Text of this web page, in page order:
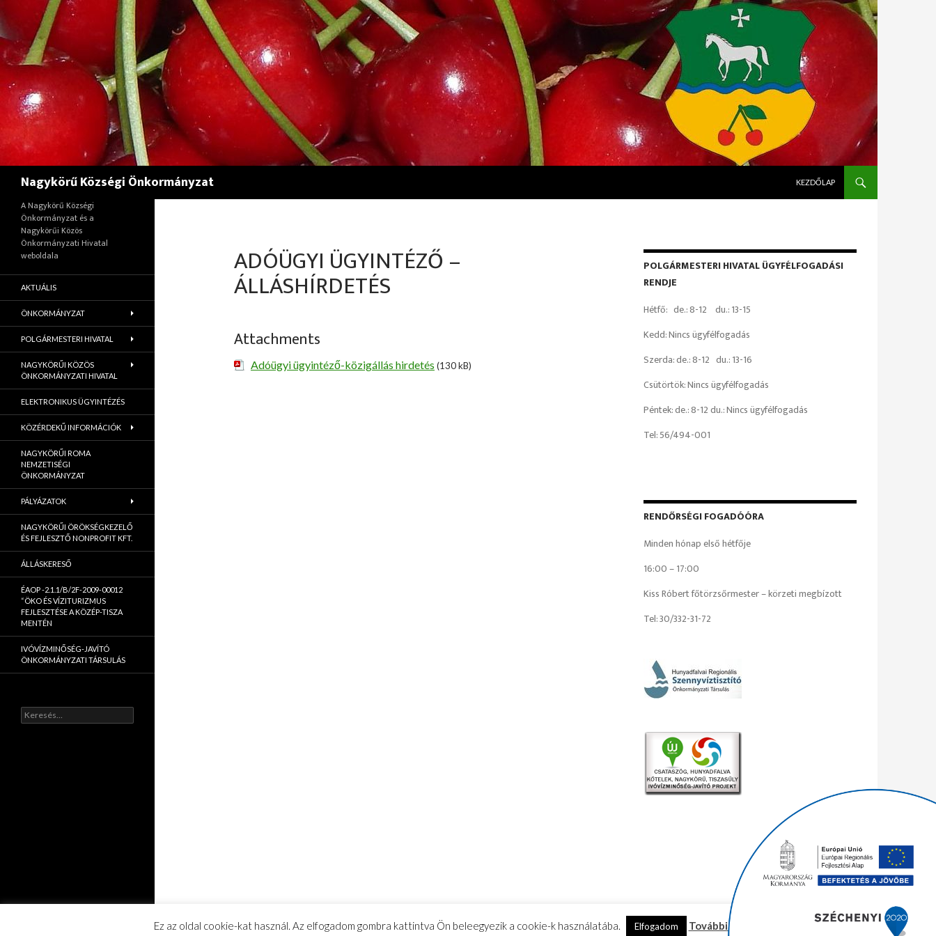
Nagykörű Községi Önkormányzat
KEZDŐLAP
ADÓÜGYI ÜGYINTÉZŐ –
ÁLLÁSHÍRDETÉS
Attachments
Adóügyi ügyintéző-közigállás hirdetés (130 kB)
POLGÁRMESTERI HIVATAL ÜGYFÉLFOGADÁSI
RENDJE
Hétfő: de.: 8-12 du.: 13-15
Kedd: Nincs ügyfélfogadás
Szerda: de.: 8-12 du.: 13-16
Csütörtök: Nincs ügyfélfogadás
Péntek: de.: 8-12 du.: Nincs ügyfélfogadás
Tel: 56/494-001
RENDŐRSÉGI FOGADÓÓRA
Minden hónap első hétfője
16:00 – 17:00
Kiss Róbert főtörzsőrmester – körzeti megbízott
Tel: 30/332-31-72
A Nagykörű Községi
Önkormányzat és a
Nagykörűi Közös
Önkormányzati Hivatal
weboldala
AKTUÁLIS
ÖNKORMÁNYZAT
POLGÁRMESTERI HIVATAL
NAGYKÖRŰI KÖZÖS
ÖNKORMÁNYZATI HIVATAL
ELEKTRONIKUS ÜGYINTÉZÉS
KÖZÉRDEKŰ INFORMÁCIÓK
NAGYKÖRŰI ROMA
NEMZETISÉGI
ÖNKORMÁNYZAT
PÁLYÁZATOK
NAGYKÖRŰI ÖRÖKSÉGKEZELŐ
ÉS FEJLESZTŐ NONPROFIT KFT.
ÁLLÁSKERESŐ
ÉAOP -2.1.1/B/2F-2009-00012
“ÖKO ÉS VÍZITURIZMUS
FEJLESZTÉSE A KÖZÉP-TISZA
MENTÉN
IVÓVÍZMINŐSÉG-JAVÍTÓ
ÖNKORMÁNYZATI TÁRSULÁS
K
e
Ez az oldal cookie-kat használ. Az elfogadom gombra kattintva Ön beleegyezik a cookie-k használatába. Elfogadom További információ